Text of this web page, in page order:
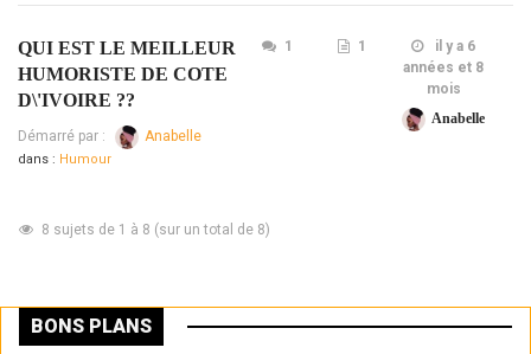
QUI EST LE MEILLEUR
HUMORISTE DE COTE
D\'IVOIRE ??
Démarré par : Anabelle
dans : Humour
1 1
il y a 6
années et 8
mois
Anabelle
8 sujets de 1 à 8 (sur un total de 8)
BONS PLANS